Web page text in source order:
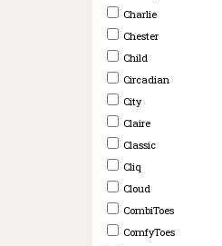
Charlie
Chester
Child
Circadian
City
Claire
Classic
Cliq
Cloud
CombiToes
ComfyToes